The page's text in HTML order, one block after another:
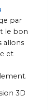
par
le bon
allons
et
3D